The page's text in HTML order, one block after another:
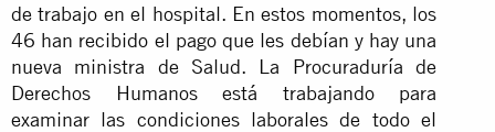
de trabajo en el hospital. En estos momentos, los
46 han recibido el pago que les debían y hay una
nueva ministra de Salud. La Procuraduría de
Derechos Humanos está trabajando para
examinar las condiciones laborales de todo el